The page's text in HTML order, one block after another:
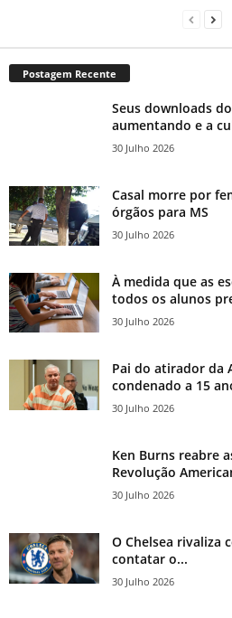
Postagem Recente
Seus downloads
aumentando e a
30 Julho 2026
Casal morre por
órgãos para MS
30 Julho 2026
À medida que as
todos os alunos
30 Julho 2026
Pai do atirador da
condenado a 15
30 Julho 2026
Ken Burns reabre
Revolução
30 Julho 2026
O Chelsea rivaliza
contatar o...
30 Julho 2026